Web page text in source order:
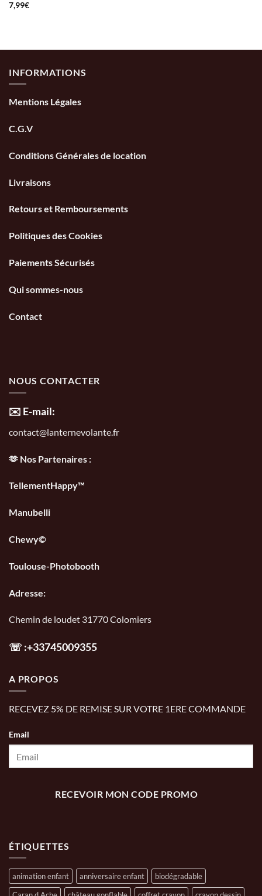
7,99€
INFORMATIONS
Mentions Légales
C.G.V
Conditions Générales de location
Livraisons
Retours et Remboursements
Politiques des Cookies
Paiements Sécurisés
Qui sommes-nous
Contact
NOUS CONTACTER
✉️ E-mail:
contact@lanternevolante.fr
🫶 Nos Partenaires :
TellementHappy™
Manubelli
Chewy©
Toulouse-Photobooth
Adresse:
Chemin de loudet 31770 Colomiers
☏ :+33745009355
A PROPOS
RECEVEZ 5% DE REMISE SUR VOTRE 1ERE COMMANDE
Email
RECEVOIR MON CODE PROMO
ÉTIQUETTES
animation enfant anniversaire enfant
biodégradable